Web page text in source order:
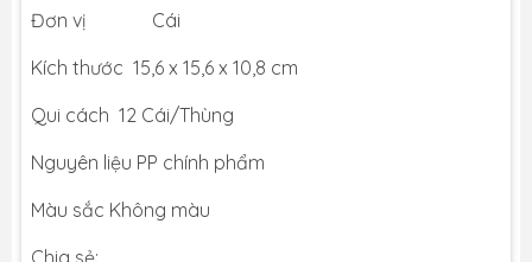
Đơn vị Cái
Kích thước 15,6 x 15,6 x 10,8 cm
Qui cách 12 Cái/Thùng
Nguyên liệu PP chính phẩm
Màu sắc Không màu
Chia sẻ: